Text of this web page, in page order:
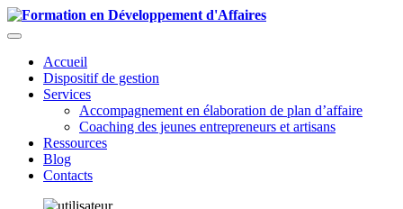
Accueil
Dispositif de gestion
Services
Accompagnement en élaboration de plan d’affaire
Coaching des jeunes entrepreneurs et artisans
Ressources
Blog
Contacts